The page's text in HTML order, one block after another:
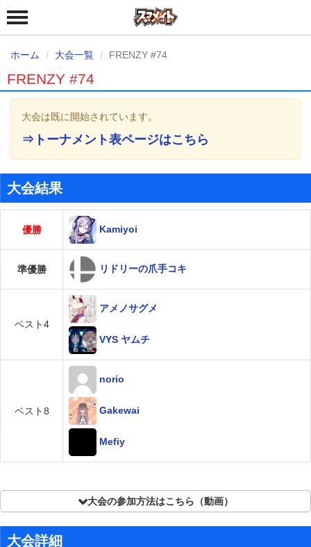
ホーム 大会一覧 FRENZY #74
FRENZY #74
大会は既に開始されています。
⇒トーナメント表ページはこちら
大会結果
優勝 Kamiyoi
準優勝 リドリーの爪手コキ
ベスト4
アメノサグメ
VYS ヤムチ
ベスト8
norio
Gakewai
Mefiy
大会の参加方法はこちら（動画）
大会詳細